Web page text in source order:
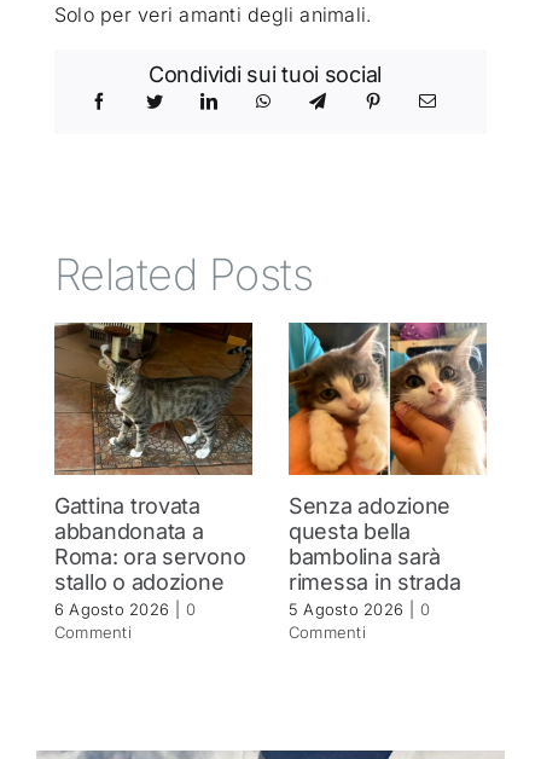
Solo per veri amanti degli animali.
Condividi sui tuoi social
Related Posts
Gattina trovata
abbandonata a
Roma: ora servono
stallo o adozione
6 Agosto 2026
0
Commenti
Senza adozione
questa bella
bambolina sarà
rimessa in strada
5 Agosto 2026
0
Commenti